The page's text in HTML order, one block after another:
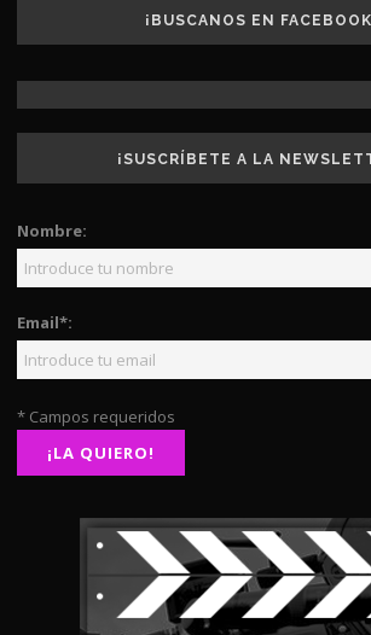
¡BUSCANOS EN
¡SUSCRÍBETE A LA
Nombre:
Email*:
* Campos requeridos